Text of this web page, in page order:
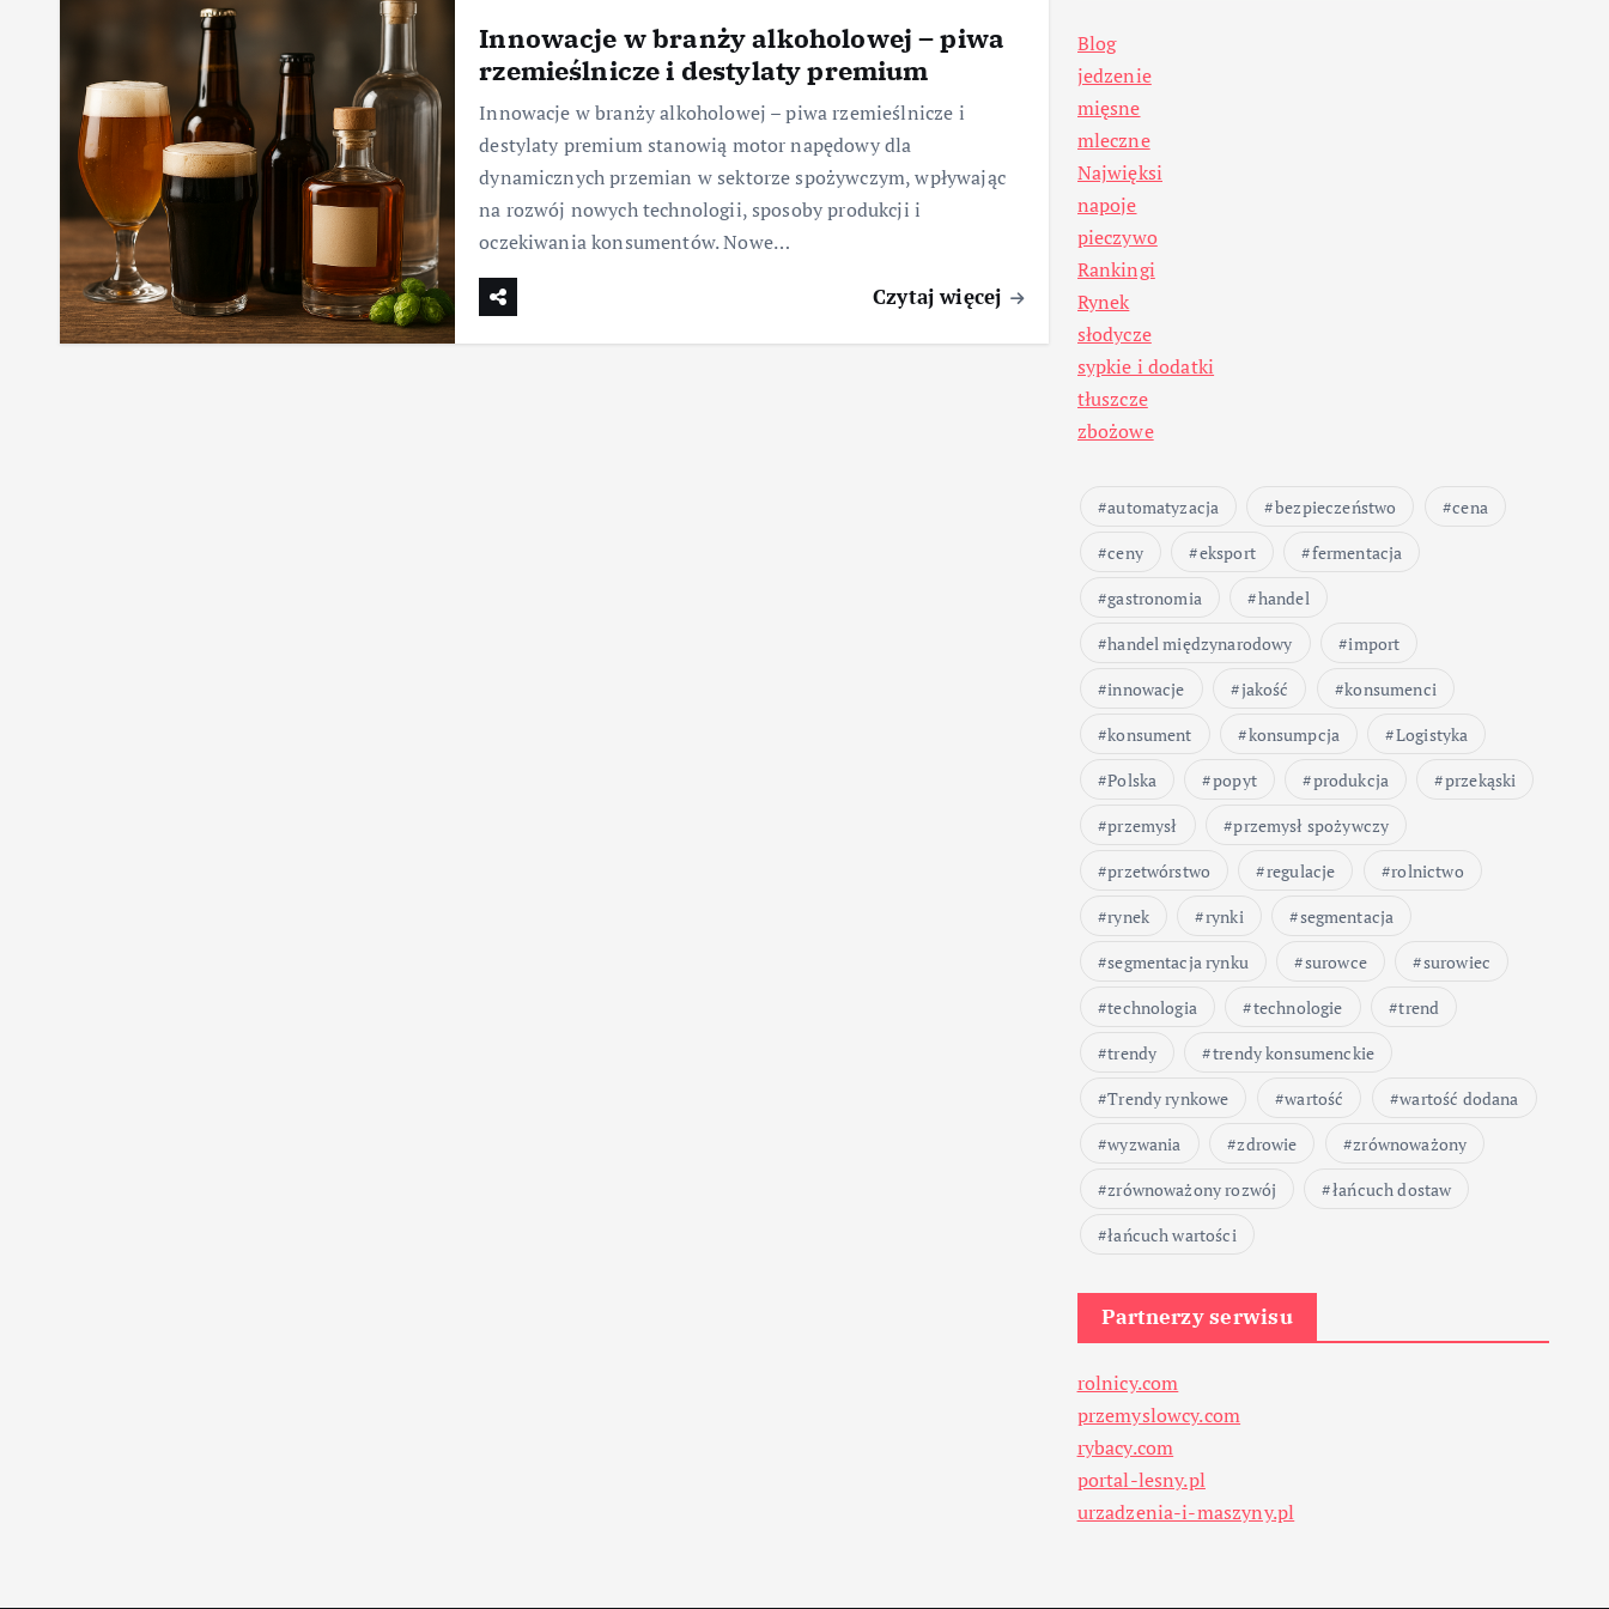
Innowacje w branży alkoholowej – piwa
rzemieślnicze i destylaty premium
Innowacje w branży alkoholowej – piwa rzemieślnicze i
destylaty premium stanowią motor napędowy dla
dynamicznych przemian w sektorze spożywczym, wpływając
na rozwój nowych technologii, sposoby produkcji i
oczekiwania konsumentów. Nowe…
Czytaj więcej
Blog
jedzenie
mięsne
mleczne
Najwięksi
napoje
pieczywo
Rankingi
Rynek
słodycze
sypkie i dodatki
tłuszcze
zbożowe
automatyzacja bezpieczeństwo
cena
ceny
eksport
fermentacja
gastronomia
handel
handel międzynarodowy
import
innowacje
jakość
konsumenci
konsument
konsumpcja
Logistyka
Polska
popyt produkcja
przekąski
przemysł
przemysł spożywczy
przetwórstwo
regulacje
rolnictwo
rynek
rynki
segmentacja
segmentacja rynku
surowce
surowiec
technologia
technologie
trend
trendy
trendy konsumenckie
Trendy rynkowe
wartość
wartość dodana
wyzwania
zdrowie
zrównoważony
zrównoważony rozwój
łańcuch dostaw
łańcuch wartości
Partnerzy serwisu
rolnicy.com
przemyslowcy.com
rybacy.com
portal-lesny.pl
urzadzenia-i-maszyny.pl